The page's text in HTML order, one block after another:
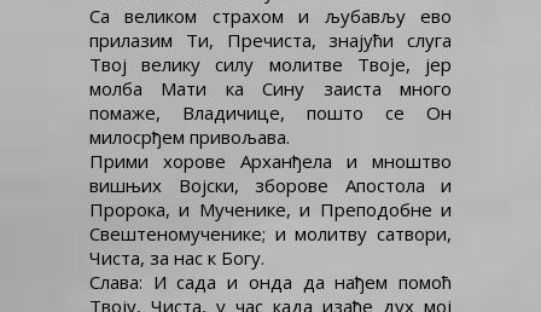
Са великом страхом и љубављу ево
прилазим Ти, Пречиста, знајући слуга
Твој велику силу молитве Твоје, јер
молба Мати ка Сину заиста много
помаже, Владичице, пошто се Он
милосрђем привољава.
Прими хорове Арханђела и мноштво
вишњих Војски, зборове Апостола и
Пророка, и Мученике, и Преподобне и
Свештеномученике; и молитву сатвори,
Чиста, за нас к Богу.
Слава: И сада и онда да нађем помоћ
Твоју, Чиста, у час када изађе дух мој